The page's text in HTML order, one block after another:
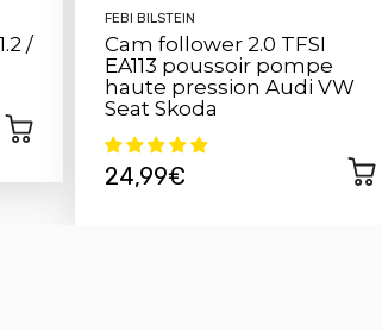
/
FEBI BILSTEIN
Cam follower 2.0 TFSI
EA113 poussoir pompe
haute pression Audi VW
Seat Skoda
24,99€